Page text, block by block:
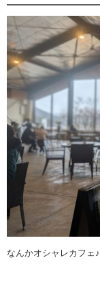
なんかオシャレカフェ♪